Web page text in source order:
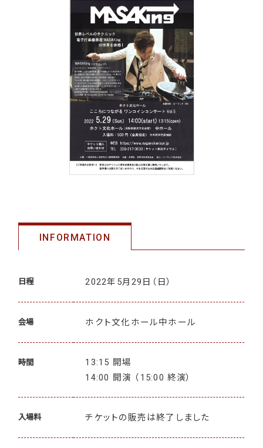
INFORMATION
日程 2022年5月29日 （日）
会場 ホクト文化ホール中ホール
時間
13:15 開場
14:00 開演 （15:00 終演）
入場料 チケットの販売は終了しました